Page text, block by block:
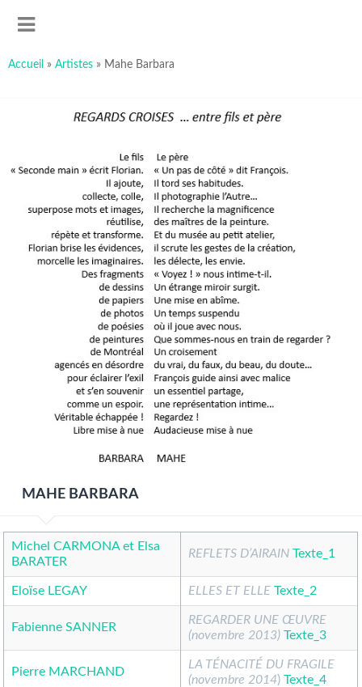
contenuart-sous-x
Association ayant pour but de favoriser et promouvoir la
Accueil » Artistes » Mahe Barbara
MAHE BARBARA
Michel CARMONA et Elsa
BARATER
REFLETS D’AIRAIN Texte_1
Eloïse LEGAY ELLES ET ELLE Texte_2
Fabienne SANNER
REGARDER UNE ŒUVRE
(novembre 2013) Texte_3
Pierre MARCHAND
LA TÉNACITÉ DU FRAGILE
(novembre 2014)Texte_4